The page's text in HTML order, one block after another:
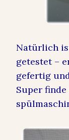
Natürlich
getestet –
gefertig
Super